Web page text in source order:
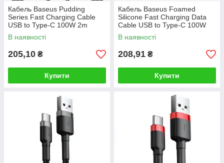
Кабель Baseus Pudding
Series Fast Charging Cable
USB to Type-C 100W 2m
Cluster Black
В наявності
205,10 ₴
Купити
Кабель Baseus Foamed
Silicone Fast Charging Data
Cable USB to Type-C 100W
Comic 1m Black
В наявності
208,91 ₴
Купити